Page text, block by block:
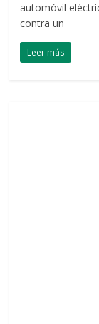
automóvil
contra un
Leer más